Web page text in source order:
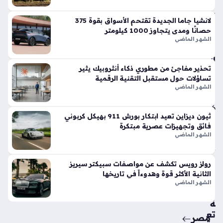
الأ
وا
الح
الي
ة
6
أيام
حق
ق
من
ة
تع
لانشيا جاما الجديدة تقتحم الأسواق بقوة 375
حصانًا ومدى يتجاوز 1000 كيلومتر
الشهر الماضي
تحذير مفاجئ من مطوري ذكاء أنثروبيك يثير
تساؤلات حول مستقبل التقنية الرقمية
الشهر الماضي
ثيون ديزاين تعيد ابتكار بورش 911 بهيكل كربوني
فائق وتجهيزات عصرية مبتكرة
الشهر الماضي
رولز رويس تكشف عن مواصفات سبيكتر سيريز
الثانية الأكثر قوة وهدوءاً في تاريخها
الشهر الماضي
مصر